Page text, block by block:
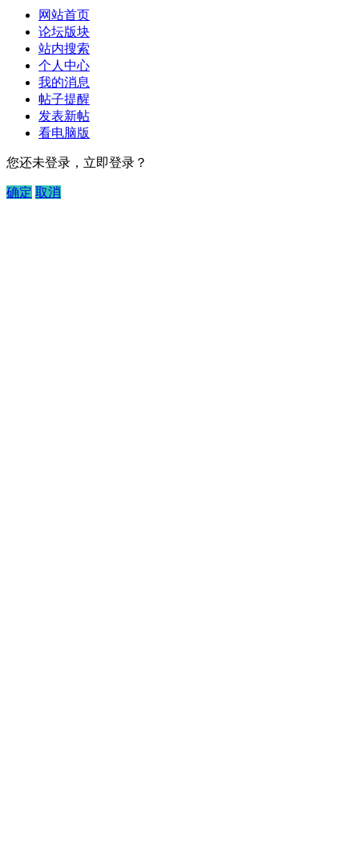
网站首页
论坛版块
站内搜索
个人中心
我的消息
帖子提醒
发表新帖
看电脑版
您还未登录，立即登录？
确定 取消